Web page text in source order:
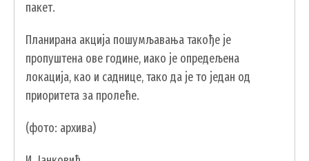
пакет.
Планирана акција пошумљавања такође је
пропуштена ове године, иако је опредељена
локација, као и саднице, тако да је то један од
приоритета за пролеће.
(фото: архива)